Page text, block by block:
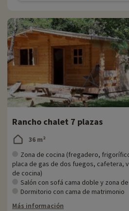
Rancho chalet 7 plazas
36 m²
Zona de cocina (fregadero,
placa de gas de dos fuegos, cafetera,
de cocina)
Salón con sofá cama doble y zona
Dormitorio con cama de matrimonio
Más información